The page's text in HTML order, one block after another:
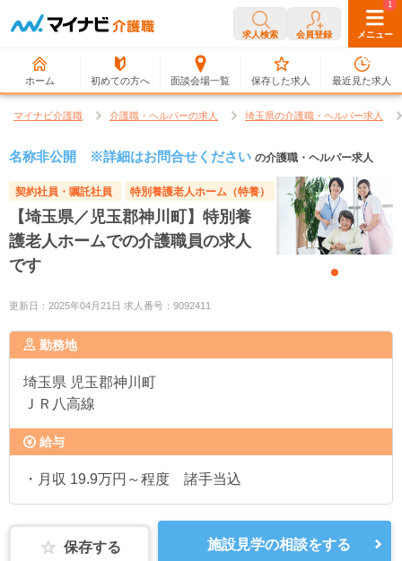
求人検索 会員登録 メニュー
ホーム 初めての方へ 面談会場一覧
0
保存した求人
1
最近見た求人
マイナビ介護職 介護職・ヘルパーの求人 埼玉県の介護職・ヘルパー求人
名称非公開 ※詳細はお問合せください の介護職・ヘルパー求人
契約社員・嘱託社員 特別養護老人ホーム（特養）
【埼玉県／児玉郡神川町】特別養
護老人ホームでの介護職員の求人
です
更新日：2025年04月21日 求人番号：9092411
勤務地
埼玉県 児玉郡神川町
ＪＲ八高線
給与
・月収 19.9万円～程度 諸手当込
保存する 施設見学の相談をする